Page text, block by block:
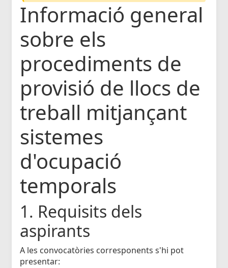
Informació general
sobre els
procediments de
provisió de llocs de
treball mitjançant
sistemes
d'ocupació
temporals
1. Requisits dels
aspirants
A les convocatòries corresponents s'hi pot
presentar: